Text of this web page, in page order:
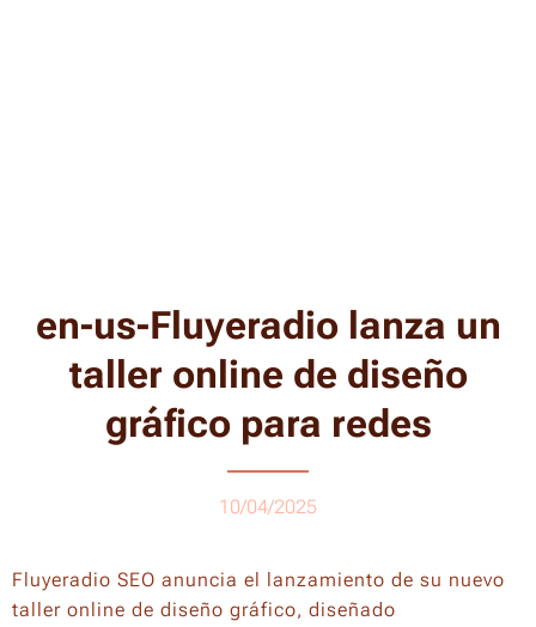
en-us-Fluyeradio lanza un
taller online de diseño
gráfico para redes
10/04/2025
Fluyeradio SEO anuncia el lanzamiento de su nuevo
taller online de diseño gráfico, diseñado